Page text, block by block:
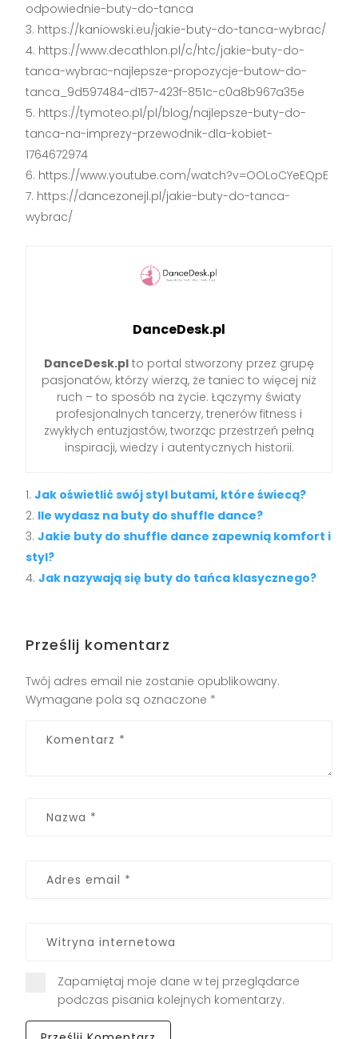
odpowiednie-buty-do-tanca
https://kaniowski.eu/jakie-buty-do-tanca-wybrac/
https://www.decathlon.pl/c/htc/jakie-buty-do-
tanca-wybrac-najlepsze-propozycje-butow-do-
tanca_9d597484-d157-423f-851c-c0a8b967a35e
https://tymoteo.pl/pl/blog/najlepsze-buty-do-
tanca-na-imprezy-przewodnik-dla-kobiet-
1764672974
https://www.youtube.com/watch?v=OOLoCYeEQpE
https://dancezonejl.pl/jakie-buty-do-tanca-
wybrac/
DanceDesk.pl
DanceDesk.pl to portal stworzony przez grupę
pasjonatów, którzy wierzą, że taniec to więcej niż
ruch – to sposób na życie. Łączymy światy
profesjonalnych tancerzy, trenerów fitness i
zwykłych entuzjastów, tworząc przestrzeń pełną
inspiracji, wiedzy i autentycznych historii.
Jak oświetlić swój styl butami, które świecą?
Ile wydasz na buty do shuffle dance?
Jakie buty do shuffle dance zapewnią komfort i
styl?
Jak nazywają się buty do tańca klasycznego?
Prześlij komentarz
Twój adres email nie zostanie opublikowany.
Wymagane pola są oznaczone *
Zapamiętaj moje dane w tej przeglądarce
podczas pisania kolejnych komentarzy.